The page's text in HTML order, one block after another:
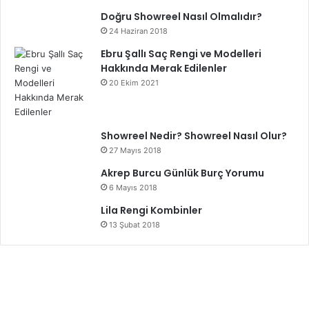
malzemeler, doğru aydınlatma ve şık aksesuarlar ile
banyonuza değer katabilirsiniz. Kendi tarzınızı yansıtan
detaylar ekleyerek, hem rahatlatıcı hem de göz dolduran
bir banyo atmosferi oluşturabilirsiniz.
Doğru Showreel Nasıl Olmalıdır?
24 Haziran 2018
Ebru Şallı Saç Rengi ve Modelleri
Hakkında Merak Edilenler
20 Ekim 2021
Showreel Nedir? Showreel Nasıl Olur?
27 Mayıs 2018
Akrep Burcu Günlük Burç Yorumu
6 Mayıs 2018
Lila Rengi Kombinler
13 Şubat 2018